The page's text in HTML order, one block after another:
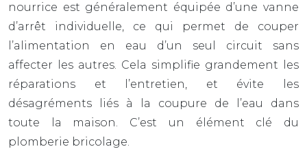
nourrice est généralement équipée d’une vanne
d’arrêt individuelle, ce qui permet de couper
l’alimentation en eau d’un seul circuit sans
affecter les autres. Cela simplifie grandement les
réparations et l’entretien, et évite les
désagréments liés à la coupure de l’eau dans
toute la maison. C’est un élément clé du
plomberie bricolage.